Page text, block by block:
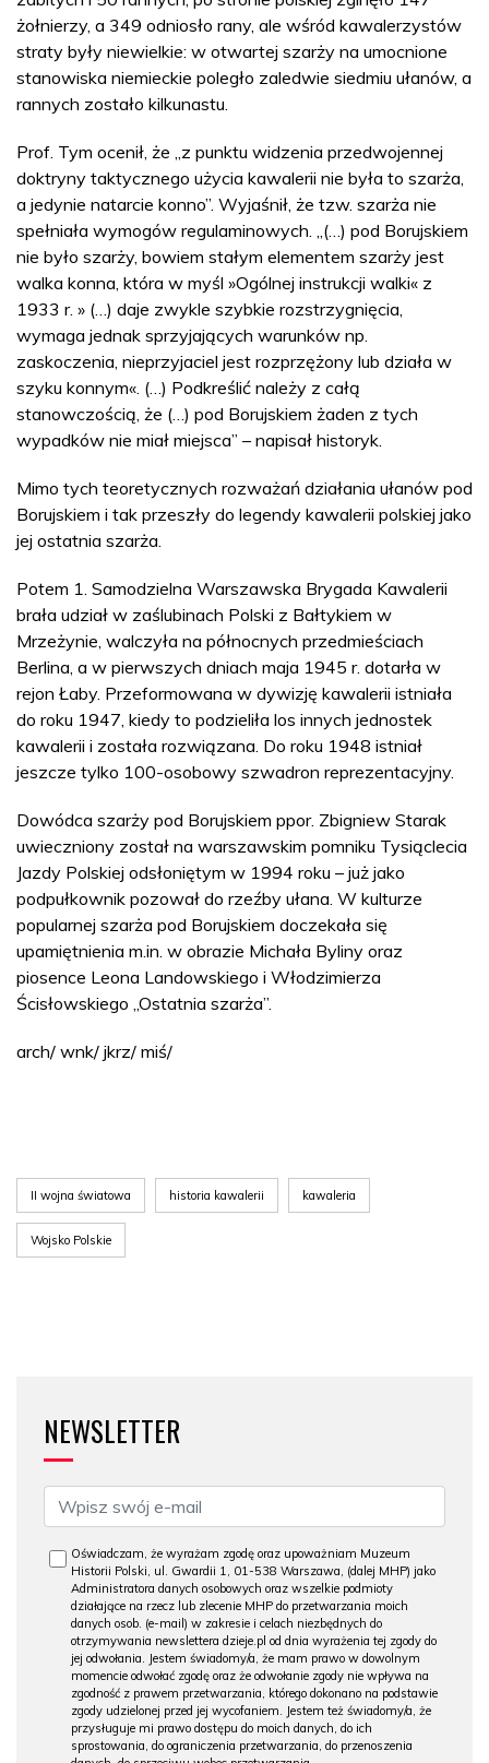
żołnierzy, a 349 odniosło rany, ale wśród kawalerzystów
straty były niewielkie: w otwartej szarży na umocnione
stanowiska niemieckie poległo zaledwie siedmiu ułanów, a
rannych zostało kilkunastu.
Prof. Tym ocenił, że „z punktu widzenia przedwojennej
doktryny taktycznego użycia kawalerii nie była to szarża,
a jedynie natarcie konno”. Wyjaśnił, że tzw. szarża nie
spełniała wymogów regulaminowych. „(…) pod Borujskiem
nie było szarży, bowiem stałym elementem szarży jest
walka konna, która w myśl »Ogólnej instrukcji walki« z
1933 r. » (…) daje zwykle szybkie rozstrzygnięcia,
wymaga jednak sprzyjających warunków np.
zaskoczenia, nieprzyjaciel jest rozprzężony lub działa w
szyku konnym«. (…) Podkreślić należy z całą
stanowczością, że (…) pod Borujskiem żaden z tych
wypadków nie miał miejsca” – napisał historyk.
Mimo tych teoretycznych rozważań działania ułanów pod
Borujskiem i tak przeszły do legendy kawalerii polskiej jako
jej ostatnia szarża.
Potem 1. Samodzielna Warszawska Brygada Kawalerii
brała udział w zaślubinach Polski z Bałtykiem w
Mrzeżynie, walczyła na północnych przedmieściach
Berlina, a w pierwszych dniach maja 1945 r. dotarła w
rejon Łaby. Przeformowana w dywizję kawalerii istniała
do roku 1947, kiedy to podzieliła los innych jednostek
kawalerii i została rozwiązana. Do roku 1948 istniał
jeszcze tylko 100-osobowy szwadron reprezentacyjny.
Dowódca szarży pod Borujskiem ppor. Zbigniew Starak
uwieczniony został na warszawskim pomniku Tysiąclecia
Jazdy Polskiej odsłoniętym w 1994 roku – już jako
podpułkownik pozował do rzeźby ułana. W kulturze
popularnej szarża pod Borujskiem doczekała się
upamiętnienia m.in. w obrazie Michała Byliny oraz
piosence Leona Landowskiego i Włodzimierza
Ścisłowskiego „Ostatnia szarża”.
arch/ wnk/ jkrz/ miś/
II wojna światowa historia kawalerii kawaleria
Wojsko Polskie
NEWSLETTER
Oświadczam, że wyrażam zgodę oraz upoważniam Muzeum
Historii Polski, ul. Gwardii 1, 01-538 Warszawa, (dalej MHP) jako
Administratora danych osobowych oraz wszelkie podmioty
działające na rzecz lub zlecenie MHP do przetwarzania moich
danych osob. (e-mail) w zakresie i celach niezbędnych do
otrzymywania newslettera dzieje.pl od dnia wyrażenia tej zgody do
jej odwołania. Jestem świadomy/a, że mam prawo w dowolnym
momencie odwołać zgodę oraz że odwołanie zgody nie wpływa na
zgodność z prawem przetwarzania, którego dokonano na podstawie
zgody udzielonej przed jej wycofaniem. Jestem też świadomy/a, że
przysługuje mi prawo dostępu do moich danych, do ich
sprostowania, do ograniczenia przetwarzania, do przenoszenia